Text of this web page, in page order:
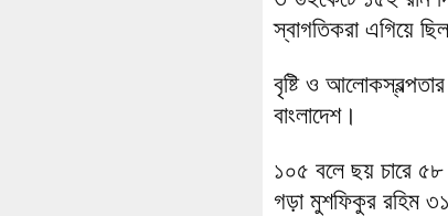
স্বাগতিকরা এগিয়ে
বৃষ্টি ও
বাংলাদেশ।
১০৫ বলে ছয় চারে ৫৮
গড়া মুশফিকুর রহিম